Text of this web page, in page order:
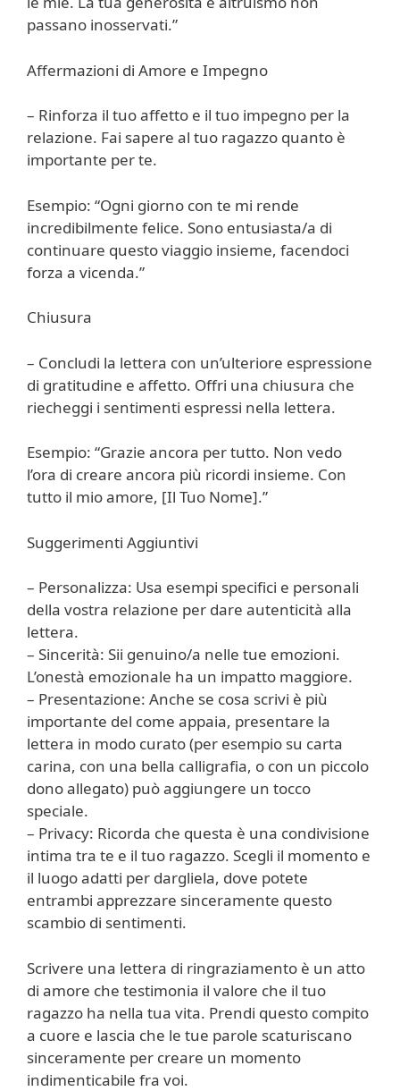
passano inosservati.”
Affermazioni di Amore e Impegno
– Rinforza il tuo affetto e il tuo impegno per la
relazione. Fai sapere al tuo ragazzo quanto è
importante per te.
Esempio: “Ogni giorno con te mi rende
incredibilmente felice. Sono entusiasta/a di
continuare questo viaggio insieme, facendoci
forza a vicenda.”
Chiusura
– Concludi la lettera con un’ulteriore espressione
di gratitudine e affetto. Offri una chiusura che
riecheggi i sentimenti espressi nella lettera.
Esempio: “Grazie ancora per tutto. Non vedo
l’ora di creare ancora più ricordi insieme. Con
tutto il mio amore, [Il Tuo Nome].”
Suggerimenti Aggiuntivi
– Personalizza: Usa esempi specifici e personali
della vostra relazione per dare autenticità alla
lettera.
– Sincerità: Sii genuino/a nelle tue emozioni.
L’onestà emozionale ha un impatto maggiore.
– Presentazione: Anche se cosa scrivi è più
importante del come appaia, presentare la
lettera in modo curato (per esempio su carta
carina, con una bella calligrafia, o con un piccolo
dono allegato) può aggiungere un tocco
speciale.
– Privacy: Ricorda che questa è una condivisione
intima tra te e il tuo ragazzo. Scegli il momento e
il luogo adatti per dargliela, dove potete
entrambi apprezzare sinceramente questo
scambio di sentimenti.
Scrivere una lettera di ringraziamento è un atto
di amore che testimonia il valore che il tuo
ragazzo ha nella tua vita. Prendi questo compito
a cuore e lascia che le tue parole scaturiscano
sinceramente per creare un momento
indimenticabile fra voi.